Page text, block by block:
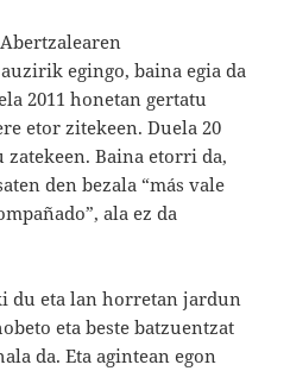
egingo, baina egia da
2011 honetan gertatu
etor zitekeen. Duela 20
zatekeen. Baina etorri da,
den bezala “más vale
ala ez da
du eta lan horretan jardun
eta beste batzuentzat
da. Eta agintean egon